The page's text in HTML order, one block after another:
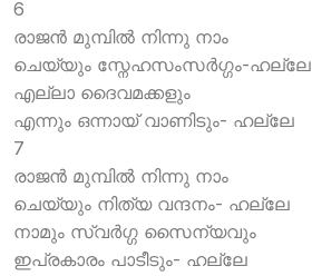
6
രാജന്‍ മുമ്പില്‍ നിന്നു നാം
ചെയ്യും സ്നേഹസംസര്‍ഗ്ഗം-ഹല്ലേ
എല്ലാ ദൈവമക്കളും
എന്നും ഒന്നായ് വാണിടും- ഹല്ലേ
7
രാജന്‍ മുമ്പില്‍ നിന്നു നാം
ചെയ്യും നിത്യ വന്ദനം- ഹല്ലേ
നാമും സ്വര്‍ഗ്ഗ സൈന്യവും
ഇപ്രകാരം പാടീടും- ഹല്ലേ